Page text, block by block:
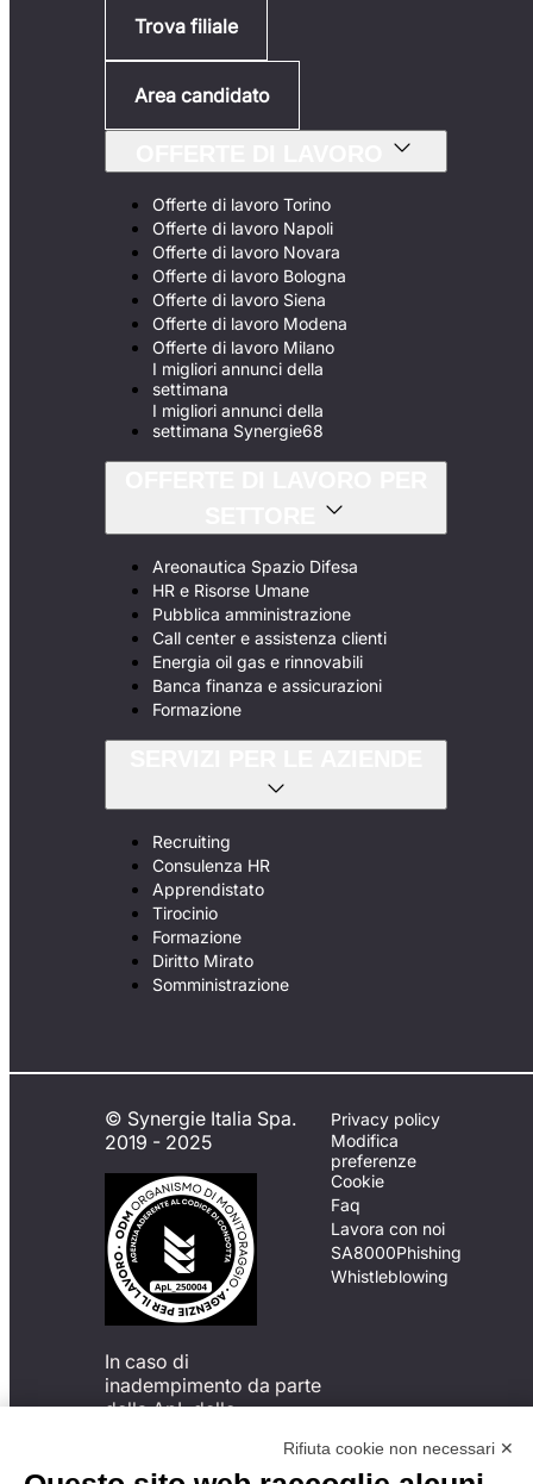
Trova filiale
Area candidato
Offerte di lavoro Torino
Offerte di lavoro Napoli
Offerte di lavoro Novara
Offerte di lavoro Bologna
Offerte di lavoro Siena
Offerte di lavoro Modena
Offerte di lavoro Milano
I migliori annunci della
settimana
I migliori annunci della
settimana Synergie68
Areonautica Spazio Difesa
HR e Risorse Umane
Pubblica amministrazione
Call center e assistenza clienti
Energia oil gas e rinnovabili
Banca finanza e assicurazioni
Formazione
Recruiting
Consulenza HR
Apprendistato
Tirocinio
Formazione
Diritto Mirato
Somministrazione
© Synergie Italia Spa.
2019 - 2025
In caso di
inadempimento da parte
della ApL delle
del Codice di Condotta, è
Privacy policy
Modifica
preferenze
Cookie
Faq
Lavora con noi
SA8000Phishing
Whistleblowing
Rifiuta cookie non necessari ✕